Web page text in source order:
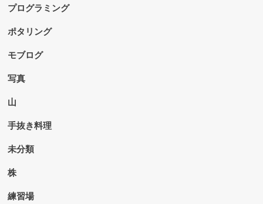
プログラミング
ポタリング
モブログ
写真
山
手抜き料理
未分類
株
練習場